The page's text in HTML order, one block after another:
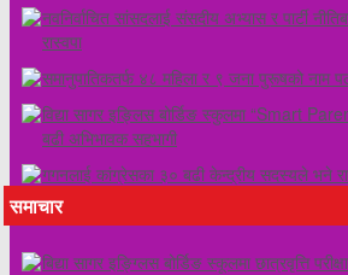
नवनिर्वाचित सांसदलाई संसदीय अभ्यास र पार्टी
रास्वपा
समानुपातिकतर्फ ४८ महिला र ९ जना पुरूषको नाम
विद्या सागर इङ्लिस बोर्डिङ स्कुलमा “Smart
बढी अभिभावक सहभागी
गगनलाई कांग्रेसका ३० बढी केन्द्रीय सदस्यले भने
समाचार
बिद्या सागर इङ्ग्लिस बोर्डिङ स्कूलमा छात्रवृत्ति